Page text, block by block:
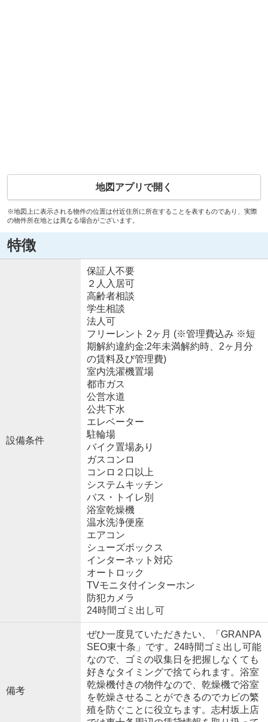
地図アプリで開く
※地図上に表示される物件の位置は付近住所に所在することを表すものであり、実際
の物件所在地とは異なる場合がございます。
特徴
設備条件
保証人不要
２人入居可
高齢者相談
学生相談
法人可
フリーレント 2ヶ月 (※管理費込み ※短
期解約違約金:2年未満解約時、2ヶ月分
の賃料及び管理費)
室内洗濯機置場
都市ガス
公営水道
公共下水
エレベーター
駐輪場
バイク置場あり
ガスコンロ
コンロ２口以上
システムキッチン
バス・トイレ別
浴室乾燥機
温水洗浄便座
エアコン
シューズボックス
インターネット対応
オートロック
TVモニタ付インターホン
防犯カメラ
24時間ゴミ出し可
備考
ぜひ一度見ていただきたい、「GRANPA
SEO東十条」です。24時間ゴミ出し可能
なので、ゴミの収集日を把握しなくても
好きなタイミングで捨てられます。浴室
乾燥機付きの物件なので、乾燥機で浴室
を乾燥させることができるのでカビの繁
殖を防ぐことに役立ちます。志村坂上店